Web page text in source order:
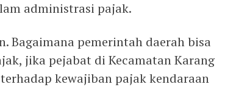
administrasi pajak.
Bagaimana pemerintah daerah bisa
jika pejabat di Kecamatan Karang
kewajiban pajak kendaraan